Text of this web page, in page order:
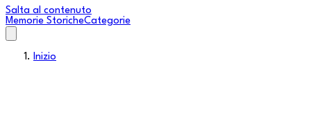
Salta al contenuto
Memorie StoricheCategorie
Inizio